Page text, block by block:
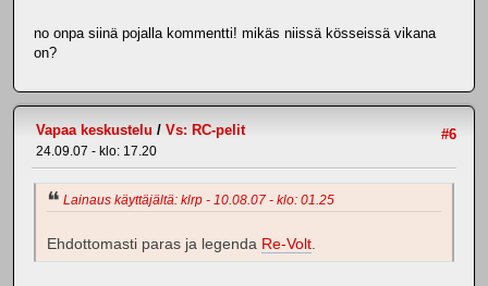
no onpa siinä pojalla kommentti! mikäs niissä kösseissä vikana
on?
#6
Vapaa keskustelu / Vs: RC-pelit
24.09.07 - klo: 17.20
Lainaus käyttäjältä: klrp - 10.08.07 - klo: 01.25
Ehdottomasti paras ja legenda Re-Volt